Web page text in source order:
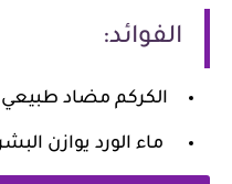
الفوائد:
الكركم مضاد طبيعي
ماء الورد يوازن